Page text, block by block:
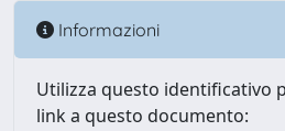
Informazioni
Utilizza questo identificativo
link a questo documento: